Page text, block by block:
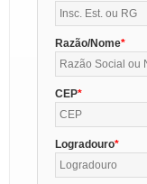
Razão/Nome
CEP
Logradouro